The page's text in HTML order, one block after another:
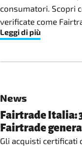
consumatori. Scopri
verificate come
Leggi di più
News
Fairtrade Italia:
Fairtrade
Gli acquisti certificati